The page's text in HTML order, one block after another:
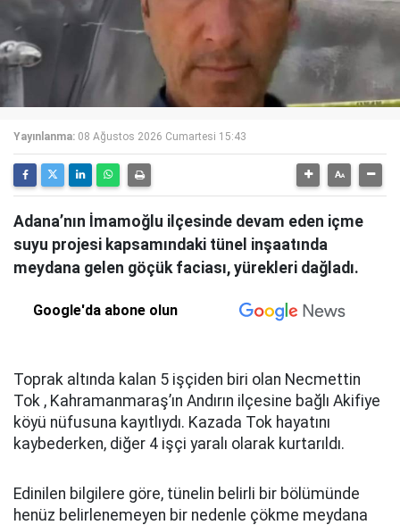
Yayınlanma: 08 Ağustos 2026 Cumartesi 15:43
Adana’nın İmamoğlu ilçesinde devam eden içme
suyu projesi kapsamındaki tünel inşaatında
meydana gelen göçük faciası, yürekleri dağladı.
Google'da abone olun
Toprak altında kalan 5 işçiden biri olan Necmettin
Tok , Kahramanmaraş’ın Andırın ilçesine bağlı Akifiye
köyü nüfusuna kayıtlıydı. Kazada Tok hayatını
kaybederken, diğer 4 işçi yaralı olarak kurtarıldı.
Edinilen bilgilere göre, tünelin belirli bir bölümünde
henüz belirlenemeyen bir nedenle çökme meydana